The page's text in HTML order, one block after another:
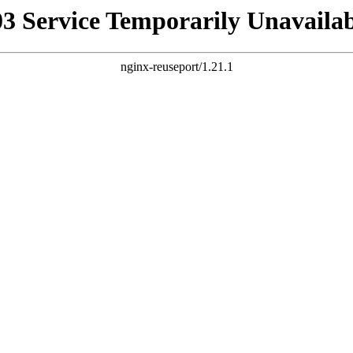
Service Temporarily
nginx-reuseport/1.21.1